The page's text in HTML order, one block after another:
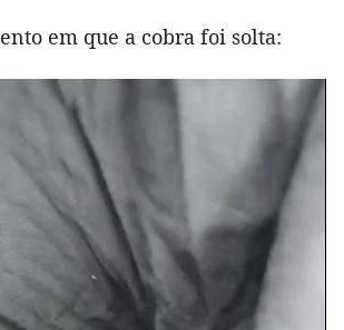
em que a cobra foi solta: